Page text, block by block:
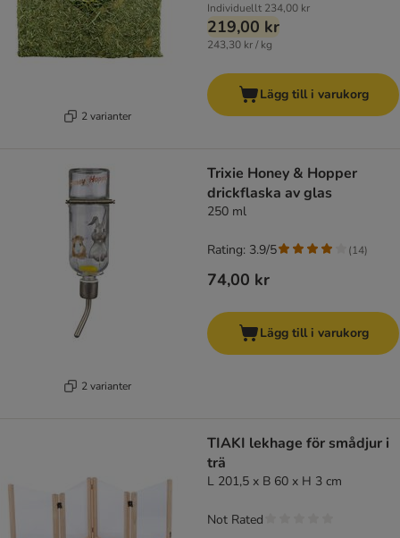
2 varianter
Individuellt 234,00 kr
219,00 kr
243,30 kr / kg
Lägg till i varukorg
2 varianter
Trixie Honey & Hopper
drickflaska av glas
250 ml
74,00 kr
Rating: 3.9/5 (14)
Lägg till i varukorg
TIAKI lekhage för smådjur i
trä
L 201,5 x B 60 x H 3 cm
Not Rated